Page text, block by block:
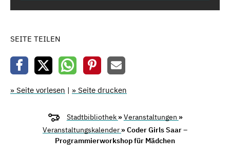
SEITE TEILEN
» Seite vorlesen | » Seite drucken
Stadtbibliothek »Veranstaltungen »
Veranstaltungskalender » Coder Girls Saar –
Programmierworkshop für Mädchen